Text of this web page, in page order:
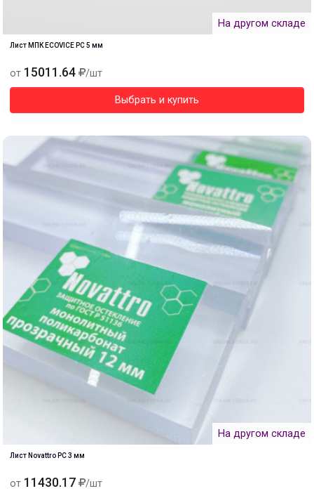
На другом складе
Лист МПК ECOVICE PC 5 мм
от 15011.64 /шт
Выбрать и купить
На другом складе
Лист Novattro PC 3 мм
от 11430.17 /шт